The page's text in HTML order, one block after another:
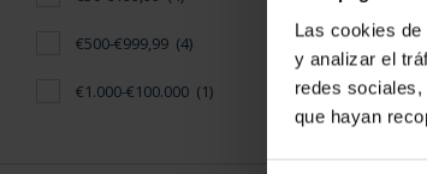
Las cookies
y analizar el
redes
que hayan
€500-€999,99 (4)
€1.000-€100.000 (1)